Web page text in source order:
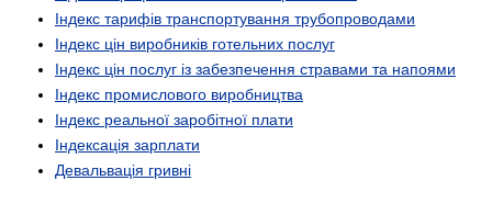
Індекс тарифів транспортування трубопроводами
Індекс цін виробників готельних послуг
Індекс цін послуг із забезпечення стравами та напоями
Індекс промислового виробництва
Індекс реальної заробітної плати
Індексація зарплати
Девальвація гривні